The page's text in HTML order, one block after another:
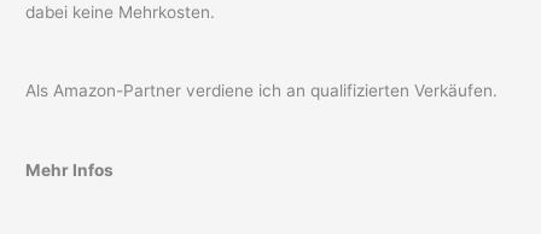
dabei keine Mehrkosten.
Als Amazon-Partner verdiene ich an qualifizierten Verkäufen.
Mehr Infos